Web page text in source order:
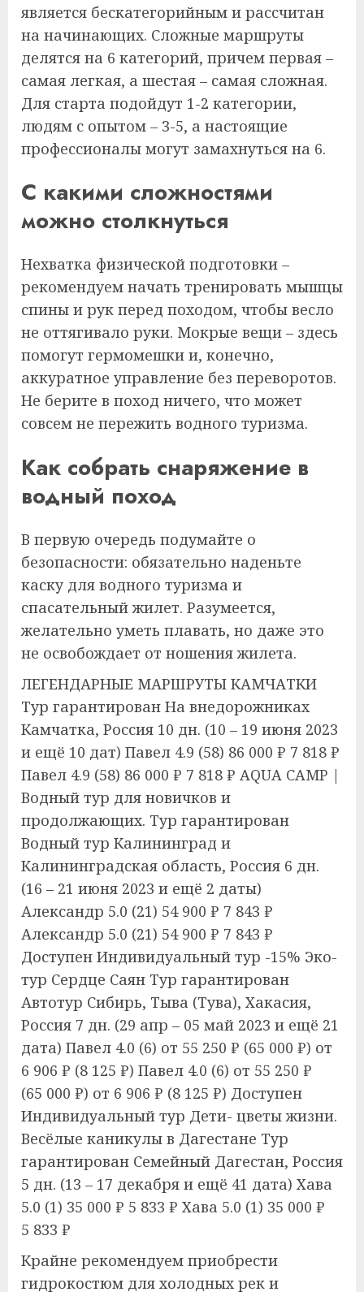
является бескатегорийным и рассчитан
на начинающих. Сложные маршруты
делятся на 6 категорий, причем первая –
самая легкая, а шестая – самая сложная.
Для старта подойдут 1-2 категории,
людям с опытом – 3-5, а настоящие
профессионалы могут замахнуться на 6.
С какими сложностями
можно столкнуться
Нехватка физической подготовки –
рекомендуем начать тренировать мышцы
спины и рук перед походом, чтобы весло
не оттягивало руки. Мокрые вещи – здесь
помогут гермомешки и, конечно,
аккуратное управление без переворотов.
Не берите в поход ничего, что может
совсем не пережить водного туризма.
Как собрать снаряжение в
водный поход
В первую очередь подумайте о
безопасности: обязательно наденьте
каску для водного туризма и
спасательный жилет. Разумеется,
желательно уметь плавать, но даже это
не освобождает от ношения жилета.
ЛЕГЕНДАРНЫЕ МАРШРУТЫ КАМЧАТКИ
Тур гарантирован На внедорожниках
Камчатка, Россия 10 дн. (10 – 19 июня 2023
и ещё 10 дат) Павел 4.9 (58) 86 000 ₽ 7 818 ₽
Павел 4.9 (58) 86 000 ₽ 7 818 ₽ AQUA CAMP |
Водный тур для новичков и
продолжающих. Тур гарантирован
Водный тур Калининград и
Калининградская область, Россия 6 дн.
(16 – 21 июня 2023 и ещё 2 даты)
Александр 5.0 (21) 54 900 ₽ 7 843 ₽
Александр 5.0 (21) 54 900 ₽ 7 843 ₽
Доступен Индивидуальный тур -15% Эко-
тур Сердце Саян Тур гарантирован
Автотур Сибирь, Тыва (Тува), Хакасия,
Россия 7 дн. (29 апр – 05 май 2023 и ещё 21
дата) Павел 4.0 (6) от 55 250 ₽ (65 000 ₽) от
6 906 ₽ (8 125 ₽) Павел 4.0 (6) от 55 250 ₽
(65 000 ₽) от 6 906 ₽ (8 125 ₽) Доступен
Индивидуальный тур Дети- цветы жизни.
Весёлые каникулы в Дагестане Тур
гарантирован Семейный Дагестан, Россия
5 дн. (13 – 17 декабря и ещё 41 дата) Хава
5.0 (1) 35 000 ₽ 5 833 ₽ Хава 5.0 (1) 35 000 ₽
5 833 ₽
Крайне рекомендуем приобрести
гидрокостюм для холодных рек и